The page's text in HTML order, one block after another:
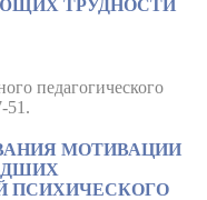
ТРУДНОСТИ
педагогического
51.
МОТИВАЦИИ
ПСИХИЧЕСКОГО